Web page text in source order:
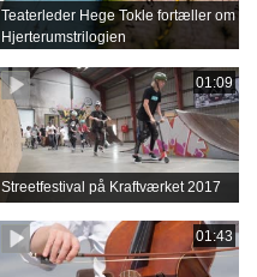
Teaterleder Hege Tokle fortæller om
Hjerterumstrilogien
01:09
Streetfestival på Kraftværket 2017
01:43